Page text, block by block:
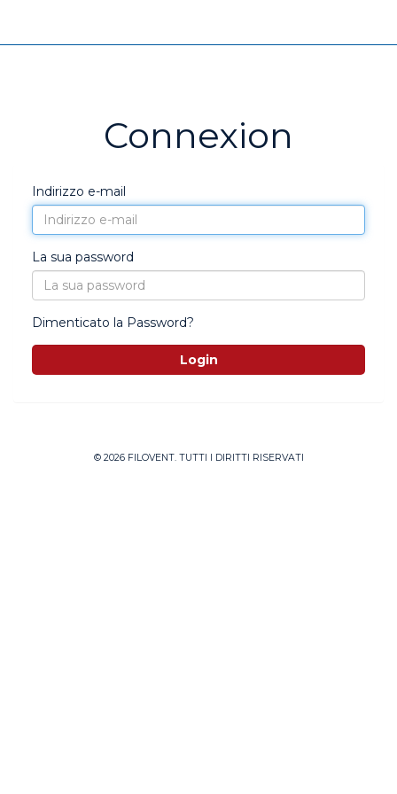
Connexion
Indirizzo e-mail
La sua password
Dimenticato la Password?
Login
© 2026 FILOVENT. TUTTI I DIRITTI RISERVATI